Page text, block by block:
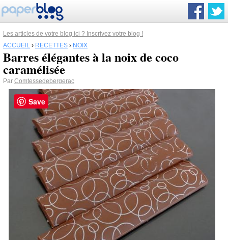
Les articles de votre blog ici ? Inscrivez votre blog !
ACCUEIL › RECETTES › NOIX
Barres élégantes à la noix de coco
caramélisée
Par Comtessedebergerac
Save